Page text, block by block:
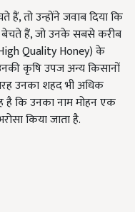
तो उन्होंने जवाब दिया कि
बेचते हैं, जो उनके सबसे करीब
Quality Honey) के
कृषि उपज अन्य किसानों
उनका शहद भी अधिक
है कि उनका नाम मोहन एक
किया जाता है.